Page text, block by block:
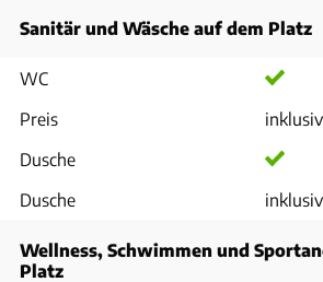
Sanitär und Wäsche auf dem Platz
WC
Preis
Dusche
Dusche
Wellness, Schwimmen und
Platz